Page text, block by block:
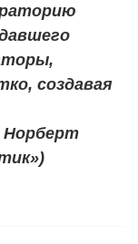
создавая
Норберт